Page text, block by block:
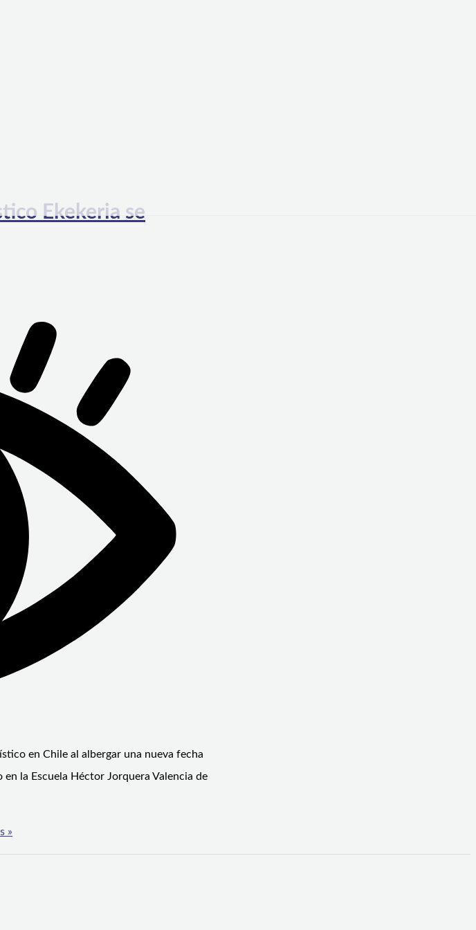
Ekekeria se
en Chile al albergar una nueva fecha
la Escuela Héctor Jorquera Valencia de
»